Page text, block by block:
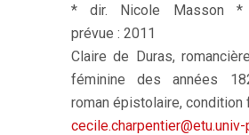
* dir. Nicole Masson *
prévue : 2011
Claire de Duras,
féminine des années
roman épistolaire, condition